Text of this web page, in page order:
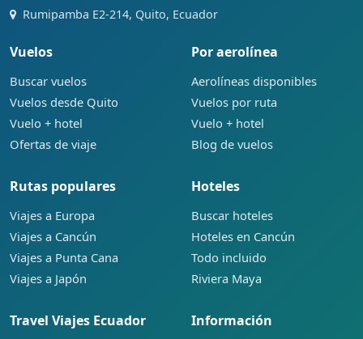
Rumipamba E2-214, Quito, Ecuador
Vuelos
Buscar vuelos
Vuelos desde Quito
Vuelo + hotel
Ofertas de viaje
Por aerolínea
Aerolíneas disponibles
Vuelos por ruta
Vuelo + hotel
Blog de vuelos
Rutas populares
Viajes a Europa
Viajes a Cancún
Viajes a Punta Cana
Viajes a Japón
Hoteles
Buscar hoteles
Hoteles en Cancún
Todo incluido
Riviera Maya
Travel Viajes Ecuador Información